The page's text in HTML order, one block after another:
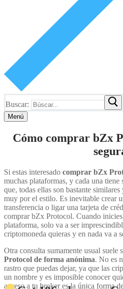
Buscar:
Menú
Cómo comprar bZx
Si estas interesado comprar bZx
muchas plataformas, y cada una tiene
que, todas ellas son bastante
muy por el estilo. Es inevitable crear
transferencia o ligar una tarjeta de
comprar bZx Protocol. Cuando
plataforma, solo va a ser
criptomoneda quieras y en nada va a
Otra consulta sumamente usual suele
Protocol de forma anónima. No es
rastro que puedas dejar, ya que las
un nombre y es imposible conocer
acceso a tu broker es la única forma